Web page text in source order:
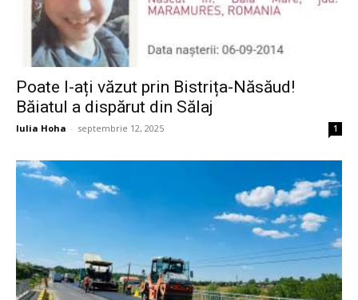
Poate l-ați văzut prin Bistrița-Năsăud!
Băiatul a dispărut din Sălaj
Iulia Hoha - septembrie 12, 2025 1